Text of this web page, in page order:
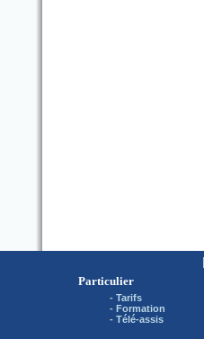
Particulier
- Tarifs
- Formation
- Télé-assis